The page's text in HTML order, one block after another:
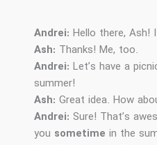
Andrei: Hello there, Ash!
Ash: Thanks! Me, too.
Andrei: Let’s have a
summer!
Ash: Great idea. How
Andrei: Sure! That’s
you sometime in the